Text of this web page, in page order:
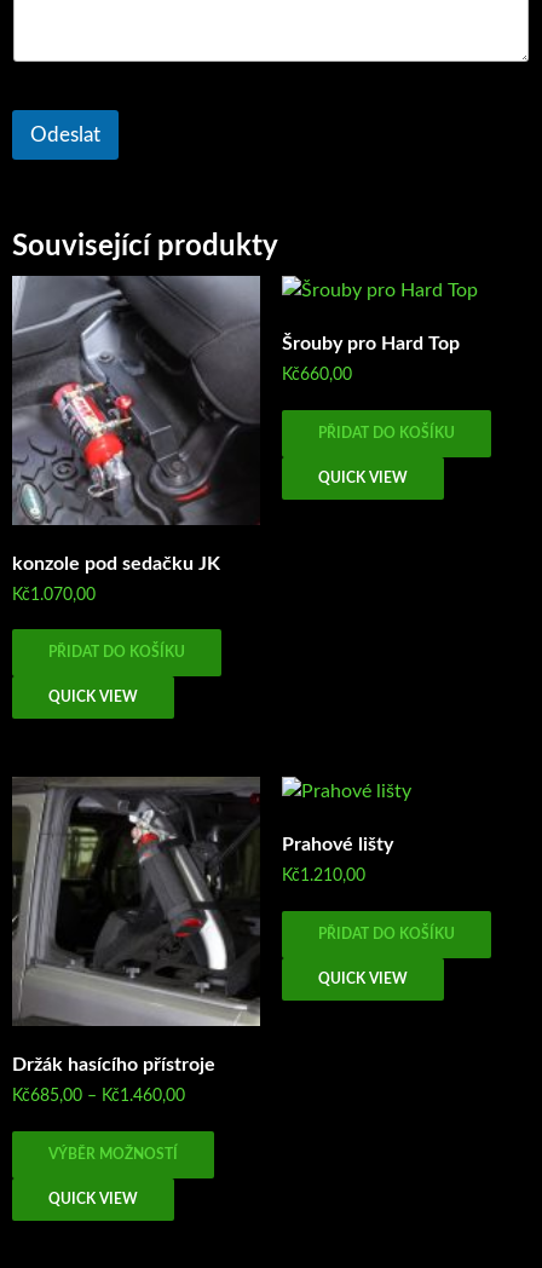
Odeslat
Související produkty
konzole pod sedačku JK
Kč1.070,00
PŘIDAT DO KOŠÍKU
QUICK VIEW
Šrouby pro Hard Top
Kč660,00
PŘIDAT DO KOŠÍKU
QUICK VIEW
Držák hasícího přístroje
Kč685,00 – Kč1.460,00Rozpětí
VÝBĚR MOŽNOSTÍ
Tento
QUICK VIEW
Prahové lišty
Kč1.210,00
PŘIDAT DO KOŠÍKU
QUICK VIEW